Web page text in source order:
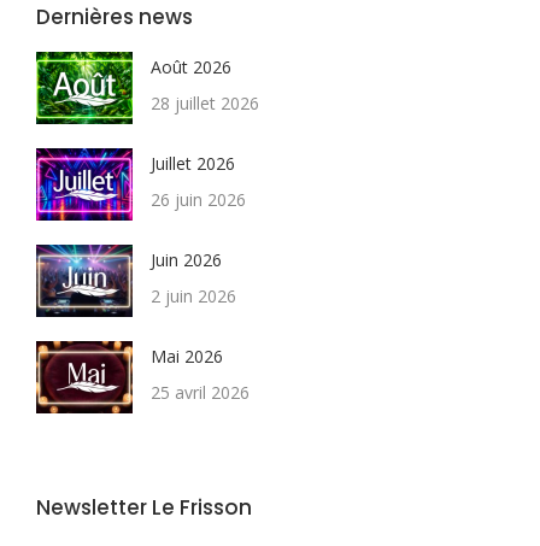
Dernières news
Août 2026
28 juillet 2026
Juillet 2026
26 juin 2026
Juin 2026
2 juin 2026
Mai 2026
25 avril 2026
Newsletter Le Frisson